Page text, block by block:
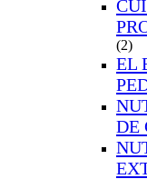
(2)
EL
DE